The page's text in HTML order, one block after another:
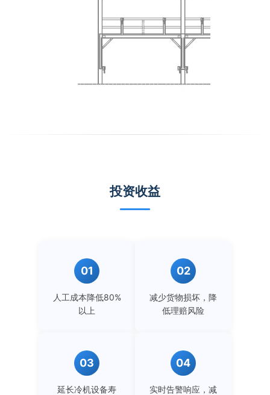
投资收益
01
人工成本降低80%
以上
02
减少货物损坏，降
低理赔风险
03
延长冷机设备寿
04
实时告警响应，减